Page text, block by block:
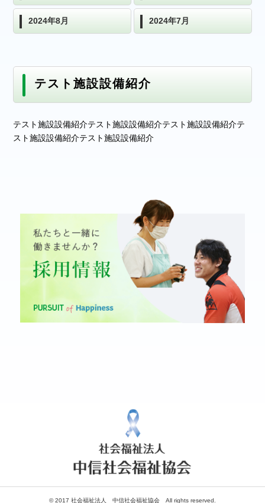
2024年8月 2024年7月
テスト施設設備紹介
テスト施設設備紹介テスト施設設備紹介テスト施設設備紹介テ
スト施設設備紹介テスト施設設備紹介
© 2017 社会福祉法人 中信社会福祉協会 All rights reserved.